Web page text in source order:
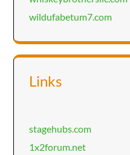
wildufabetum7.com
Links
stagehubs.com
1x2forum.net